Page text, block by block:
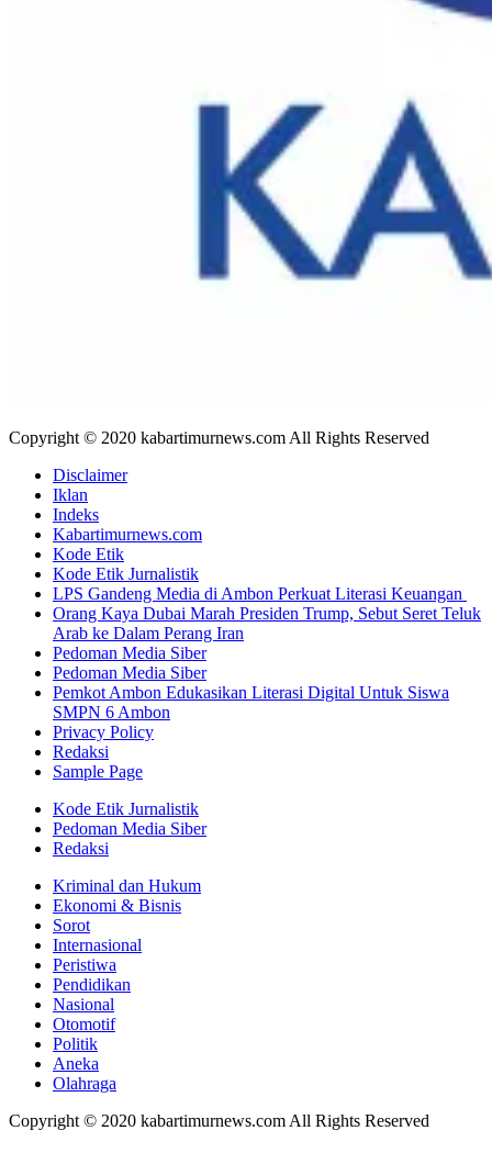
Copyright © 2020 kabartimurnews.com All Rights Reserved
Disclaimer
Iklan
Indeks
Kabartimurnews.com
Kode Etik
Kode Etik Jurnalistik
LPS Gandeng Media di Ambon Perkuat Literasi Keuangan
Orang Kaya Dubai Marah Presiden Trump, Sebut Seret Teluk
Arab ke Dalam Perang Iran
Pedoman Media Siber
Pedoman Media Siber
Pemkot Ambon Edukasikan Literasi Digital Untuk Siswa
SMPN 6 Ambon
Privacy Policy
Redaksi
Sample Page
Kode Etik Jurnalistik
Pedoman Media Siber
Redaksi
Kriminal dan Hukum
Ekonomi & Bisnis
Sorot
Internasional
Peristiwa
Pendidikan
Nasional
Otomotif
Politik
Aneka
Olahraga
Copyright © 2020 kabartimurnews.com All Rights Reserved